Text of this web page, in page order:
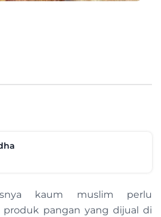
kaum muslim perlu
produk pangan yang dijual di